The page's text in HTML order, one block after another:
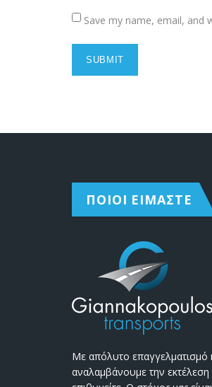
Save my name, email,
ΠΟΙΟΙ ΕΙΜΑΣΤΕ
Με απόλυτο επαγγελματισμό
αναλαμβάνουμε την